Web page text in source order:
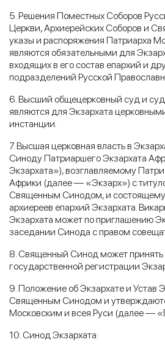
5. Решения Поместных Соборов
Церкви, Архиерейских Соборов и
указы и распоряжения Патриарха
являются обязательными для
входящих в его состав епархий и
подразделений Русской
6. Высший общецерковный суд и
являются для Экзархата
инстанции.
7. Высшая церковная власть в
Синоду Патриаршего Экзархата
Экзархата»), возглавляемому
Африки (далее — «Экзарх») с
Священным Синодом, и состоящему
архиереев епархий Экзархата.
Экзархата может по приглашению
заседании Синода с правом
8. Священный Синод может принять
государственной регистрации
9. Положение об Экзархате и Устав
Священным Синодом и
Московским и всея Руси (далее —
10. Синод Экзархата: